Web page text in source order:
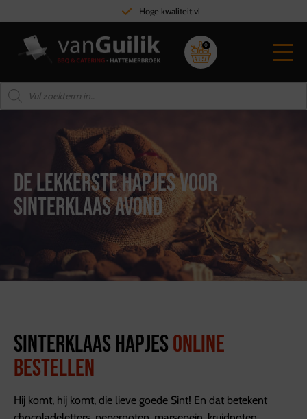
Hoge kwaliteit vlees
0
De lekkerste hapjes voor
sinterklaas avond
Sinterklaas hapjesonline
bestellen
Hij komt, hij komt, die lieve goede Sint! En dat betekent